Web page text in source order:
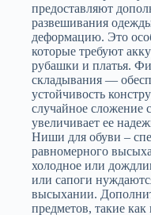
предоставляют
развешивания
деформацию. Это
которые требуют
рубашки и платья.
складывания —
устойчивость
случайное сложение
увеличивает ее
Ниши для обуви –
равномерного
холодное или
или сапоги
высыхании.
предметов, такие